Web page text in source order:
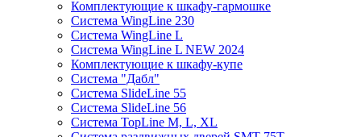
Комплектующие к шкафу-гармошке
Система WingLine 230
Система WingLine L
Система WingLine L NEW 2024
Комплектующие к шкафу-купе
Система "Дабл"
Система SlideLine 55
Система SlideLine 56
Система TopLine M, L, XL